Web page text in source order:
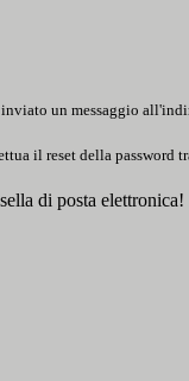
inviato un messaggio
il reset della password
di posta elettronica!